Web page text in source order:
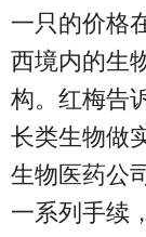
一只的价格
西境内的生
构。红梅告
长类生物做
生物医药公
一系列手续